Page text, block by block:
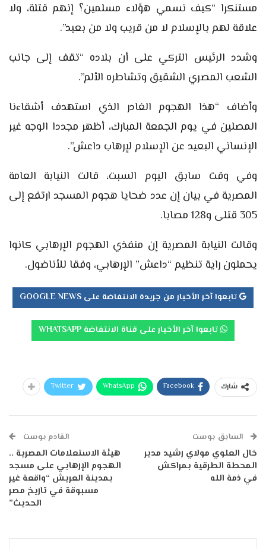
مستنكرا “كيف نسمي هؤلاء مسلمين؟ إنهم قتلة، ولا
علاقة لهم بالإسلام لا من قريب ولا من بعيد”.
وشدد الرئيس التركي على أن بلاده “تقف إلى جانب
الشعب المصري الشقيق وتشاطره الألم”.
وأضاف “هذا الهجوم الغادر الذي استهدف أشقاءنا
المصلين في يوم الجمعة المبارك، أظهر مجددا الوجه غير
الإنساني البعيد عن الإسلام لإرهاب داعش”.
وفي وقت سابق اليوم السبت، قالت النيابة العامة
المصرية في بيان إن عدد ضحايا هجوم المسجد ارتفع إلى
305 قتلى و128 مصابا.
وقالت النيابة المصرية إن منفذي الهجوم الإرهابي كانوا
يحملون راية تنظيم “داعش” الإرهابي، وفقا للأناضول.
تابعوا آخر الأخبار من جريدة الانتفاضة على GOOGLE NEWS
تابعوا آخر الأخبار على قناة الانتفاضة WHATSAPP
شارك Facebook
WhatsApp
Twitter
السابق بوست
خال العلوي مولاي رشيد مدير
المحطة الطرقية بمراكش
في ذمة الله
القادم بوست
هيئة الاستعلامات المصرية ..
الهجوم الإرهابي على مسجد
بمدينة العريش “واقعة غير
مسبوقة في تاريخ مصر
الحديث”